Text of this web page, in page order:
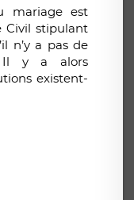
mariage est
Civil stipulant
n’y a pas de
Il y a alors
existent-